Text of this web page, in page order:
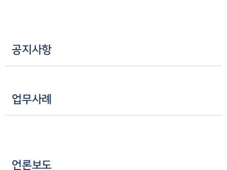
공지사항
업무사례
언론보도